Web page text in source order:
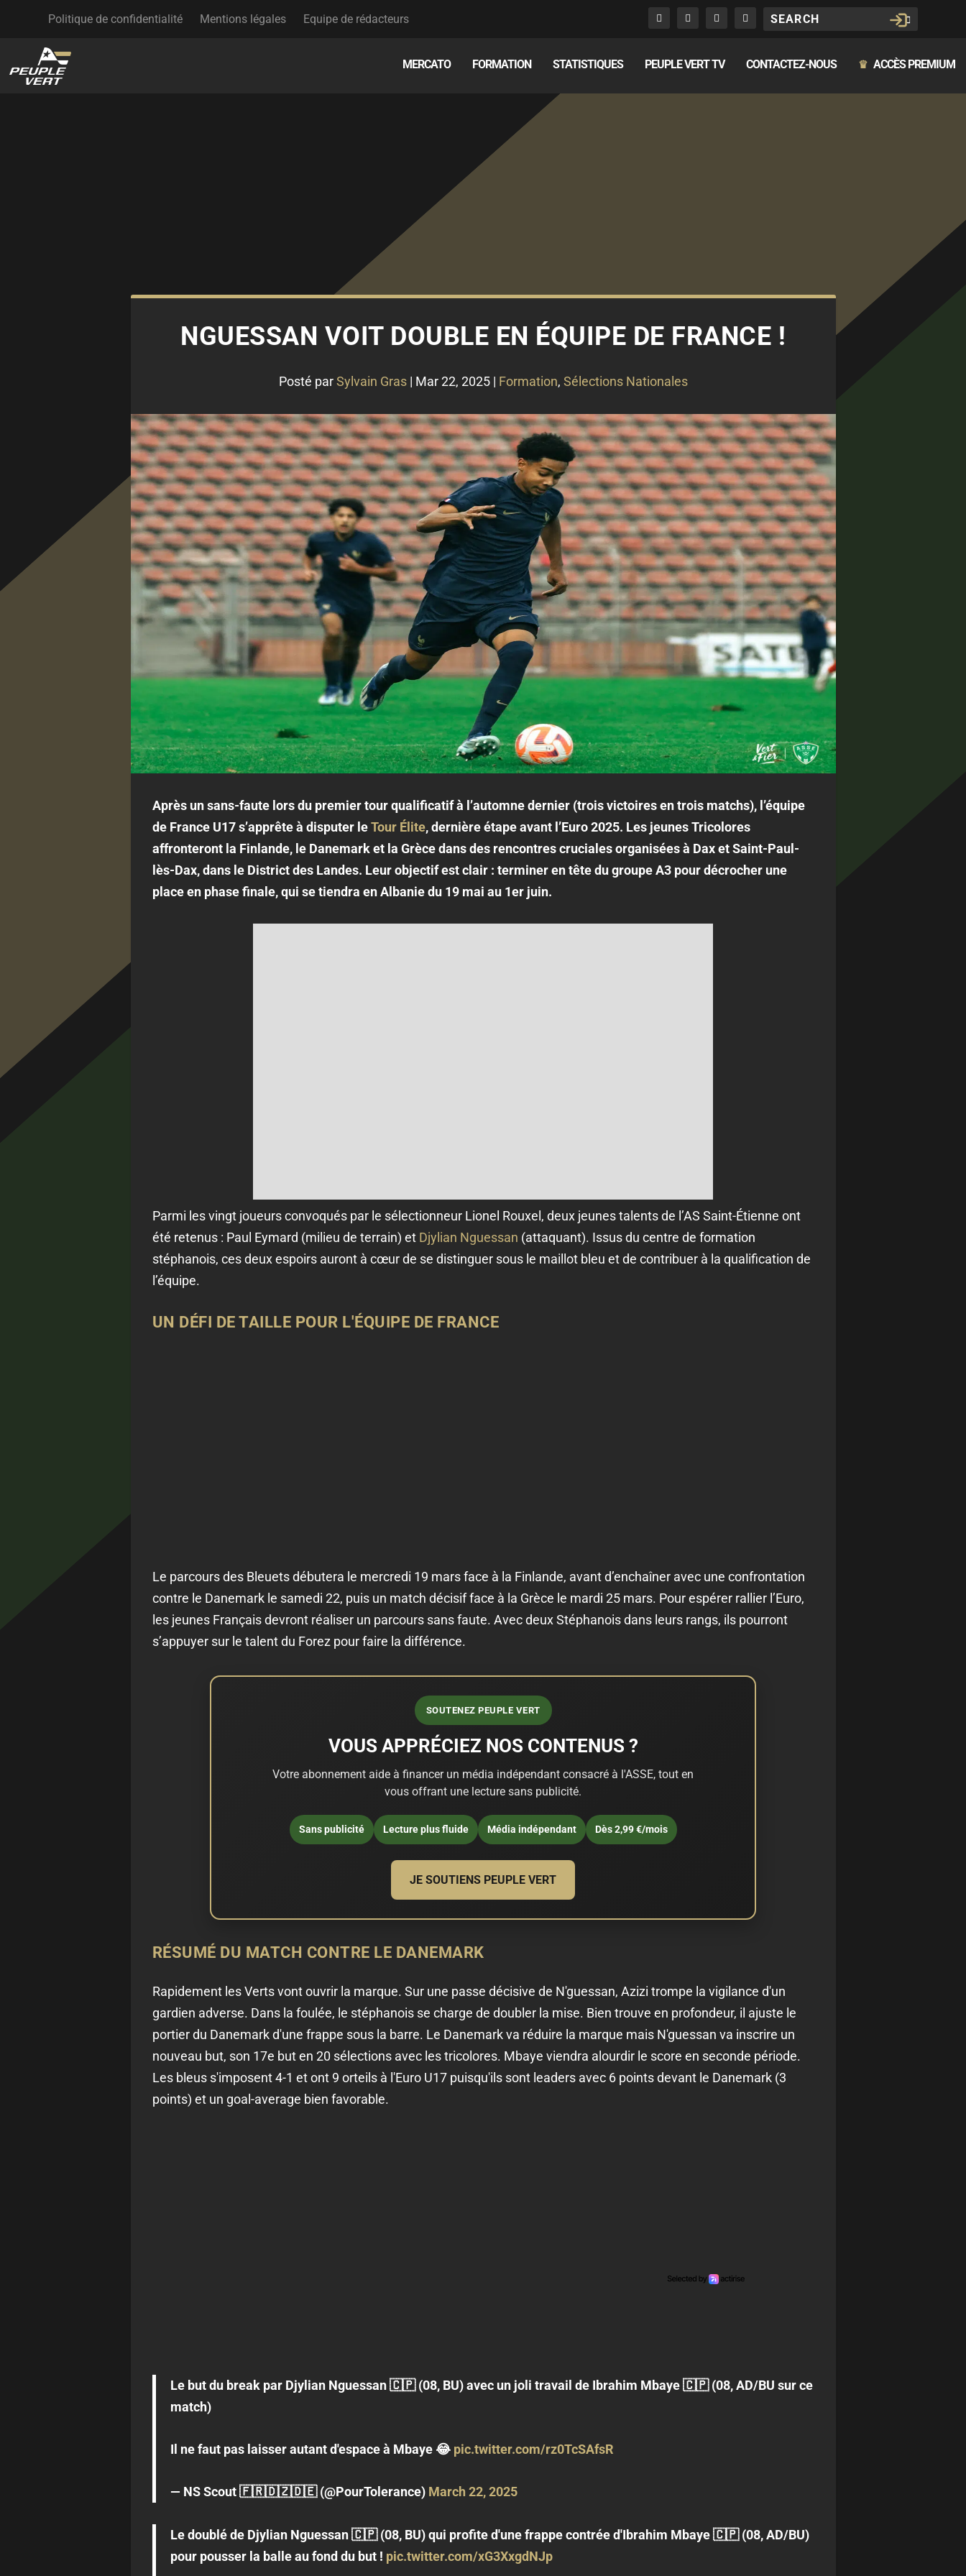
Politique de confidentialité Mentions légales Equipe de rédacteurs
MERCATO FORMATION STATISTIQUES PEUPLE VERT TV CONTACTEZ-NOUS ♛ ACCÈS PREMIUM
NGUESSAN VOIT DOUBLE EN ÉQUIPE DE FRANCE !
Posté parSylvain Gras| Mar 22, 2025| Formation, Sélections Nationales
Après un sans-faute lors du premier tour qualificatif à l’automne dernier (trois victoires en trois matchs), l’équipe
de France U17 s’apprête à disputer leTour Élite, dernière étape avant l’Euro 2025. Les jeunes Tricolores
affronteront la Finlande, le Danemark et la Grèce dans des rencontres cruciales organisées à Dax et Saint-Paul-
lès-Dax, dans le District des Landes. Leur objectif est clair : terminer en tête du groupe A3 pour décrocher une
place en phase finale, qui se tiendra en Albanie du 19 mai au 1er juin.
Parmi les vingt joueurs convoqués par le sélectionneur Lionel Rouxel, deux jeunes talents de l’AS Saint-Étienne ont
été retenus : Paul Eymard (milieu de terrain) et Djylian Nguessan (attaquant). Issus du centre de formation
stéphanois, ces deux espoirs auront à cœur de se distinguer sous le maillot bleu et de contribuer à la qualification de
l’équipe.
UN DÉFI DE TAILLE POUR L'ÉQUIPE DE FRANCE
Le parcours des Bleuets débutera le mercredi 19 mars face à la Finlande, avant d’enchaîner avec une confrontation
contre le Danemark le samedi 22, puis un match décisif face à la Grèce le mardi 25 mars. Pour espérer rallier l’Euro,
les jeunes Français devront réaliser un parcours sans faute. Avec deux Stéphanois dans leurs rangs, ils pourront
s’appuyer sur le talent du Forez pour faire la différence.
SOUTENEZ PEUPLE VERT
VOUS APPRÉCIEZ NOS CONTENUS ?
Votre abonnement aide à financer un média indépendant consacré à l'ASSE, tout en
vous offrant une lecture sans publicité.
Sans publicité Lecture plus fluide Média indépendant Dès 2,99 €/mois
JE SOUTIENS PEUPLE VERT
RÉSUMÉ DU MATCH CONTRE LE DANEMARK
Rapidement les Verts vont ouvrir la marque. Sur une passe décisive de N'guessan, Azizi trompe la vigilance d'un
gardien adverse. Dans la foulée, le stéphanois se charge de doubler la mise. Bien trouve en profondeur, il ajuste le
portier du Danemark d'une frappe sous la barre. Le Danemark va réduire la marque mais N'guessan va inscrire un
nouveau but, son 17e but en 20 sélections avec les tricolores. Mbaye viendra alourdir le score en seconde période.
Les bleus s'imposent 4-1 et ont 9 orteils à l'Euro U17 puisqu'ils sont leaders avec 6 points devant le Danemark (3
points) et un goal-average bien favorable.
Le but du break par Djylian Nguessan 🇨🇵 (08, BU) avec un joli travail de Ibrahim Mbaye 🇨🇵 (08, AD/BU sur ce
match)
Il ne faut pas laisser autant d'espace à Mbaye 😂 pic.twitter.com/rz0TcSAfsR
— NS Scout 🇫🇷🇩🇿🇩🇪 (@PourTolerance) March 22, 2025
Le doublé de Djylian Nguessan 🇨🇵 (08, BU) qui profite d'une frappe contrée d'Ibrahim Mbaye 🇨🇵 (08, AD/BU)
pour pousser la balle au fond du but ! pic.twitter.com/xG3XxgdNJp